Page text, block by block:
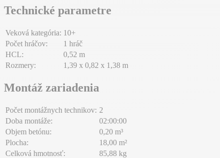
Technické parametre
Veková kategória: 10+
Počet hráčov:
1 hráč
HCL:
0,52 m
Rozmery:
1,39 x 0,82 x 1,38 m
Montáž zariadenia
Počet montážnych technikov: 2
Doba montáže:
02:00:00
Objem betónu:
0,20 m³
Plocha:
18,00 m²
Celková hmotnosť:
85,88 kg